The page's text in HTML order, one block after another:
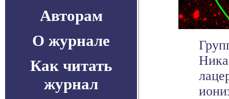
Авторам
О журнале
Как читать
журнал